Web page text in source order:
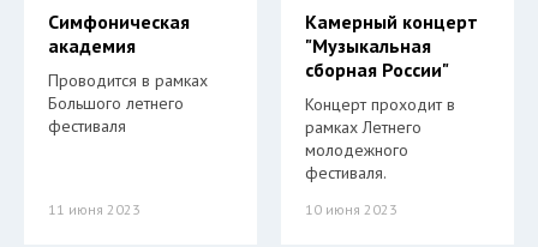
Симфоническая
академия
Проводится в рамках
Большого летнего
фестиваля
11 июня 2023
Камерный концерт
"Музыкальная
сборная России"
Концерт проходит в
рамках Летнего
молодежного
фестиваля.
10 июня 2023